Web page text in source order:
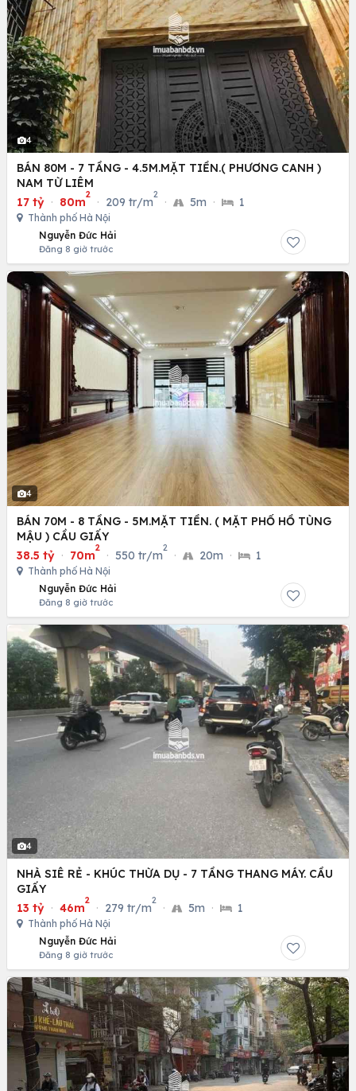
4
BÁN 80M - 7 TẦNG - 4.5M.MẶT TIỀN.( PHƯƠNG CANH )
NAM TỪ LIÊM
17 tỷ · 80m
2
· 209 tr/m
2
· 5m · 1
Thành phố Hà Nội
Nguyễn Đức Hải
Đăng 8 giờ trước
4
BÁN 70M - 8 TẦNG - 5M.MẶT TIỀN. ( MẶT PHỐ HỒ TÙNG
MẬU ) CẦU GIẤY
38.5 tỷ · 70m
2
· 550 tr/m
2
· 20m · 1
Thành phố Hà Nội
Nguyễn Đức Hải
Đăng 8 giờ trước
4
NHÀ SIÊ RẺ - KHÚC THỪA DỤ - 7 TẦNG THANG MÁY. CẦU
GIẤY
13 tỷ · 46m
2
· 279 tr/m
2
· 5m · 1
Thành phố Hà Nội
Nguyễn Đức Hải
Đăng 8 giờ trước